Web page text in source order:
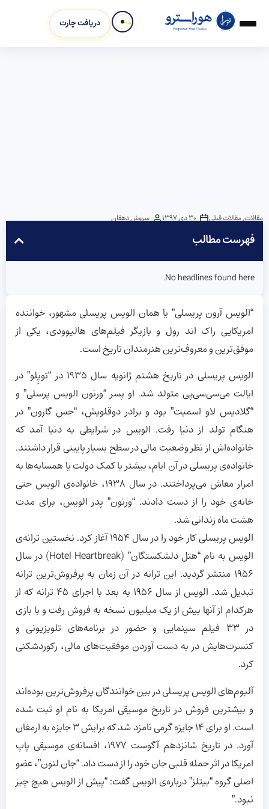
دریافت چارت
مقالات,مقالات قبلی 30 دی 1397 سروش دهقان
فهرست مطالب
No headlines found here.
“الویس آرون پریسلی” یا همان الویس پریسلی مشهور، خواننده
امریکایی راک اند رول و بازیگر فیلم‌های هالیوودی، یکی از
موفق‌ترین و معروف‌ترین هنرمندان تاریخ است.
الویس پریسلی در تاریخ هشتم ژانویه سال 1935 در “توپِلو” در
ایالت می‌سی‌سی‌پی متولد شد. او پسر “ورنون الویس پرسلی” و
“گلادیس لاو اسمیت” بود و برادر دوقلویش، “جس گارون” در
هنگام تولد از دنیا رفت. الویس در شرایطی به دنیا آمد که
خانواده‌اش از نظر وضعیت مالی در سطح بسیار پایینی قرار داشتند.
خانواده‌ی پریسلی در آن ایام، بیشتر با کمک دولت یا همسایه‌ها به
امرار معاش می‌پرداختند. در سال 1938، خانواده‌ی الویس حتی
خانه‌ی خود را از دست دادند. “ورنون” پدر الویس، برای مدت
هشت ماه زندانی شد.
الویس پریسلی کار خود را در سال 1954 آغاز کرد. نخستین ترانه‌ی
الویس به نام “هتل دلشکستگان” (Hotel Heartbreak) در سال
1956 منتشر گردید. این ترانه در آن زمان به پرفروش‌ترین ترانه
تبدیل شد. الویس از سال ۱۹۵۶ به بعد با اجرای ۴۵ ترانه که از
هرکدام از آنها بیش از یک میلیون نسخه به فروش رفت و با بازی
در ۳۳ فیلم سینمایی و حضور در برنامه‌های تلویزیونی و
کنسرت‌هایش در به دست آوردن موفقیت‌های مالی، رکوردشکنی
کرد.
آلبوم‌های الویس پریسلی در بین خوانندگان پرفروش‌ترین بوده‌اند
و بیشترین فروش در تاریخ موسیقی امریکا به نام او ثبت شده
است. او برای 14 جایزه گرمی نامزد شد که برایش 3 جایزه به ارمغان
آورد. در تاریخ شانزدهم آگوست 1977، افسانه‌ی موسیقی پاپ
امریکا در اثر حمله‌ قلبی جان خود را از دست داد. “جان لنون”، عضو
اصلی گروه “بیتلز” درباره‌ی الویس گفت: “پیش از الویس هیچ چیز
نبود.”